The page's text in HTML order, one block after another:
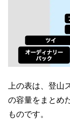
上の表は、登山
の容量をまとめ
ものです。